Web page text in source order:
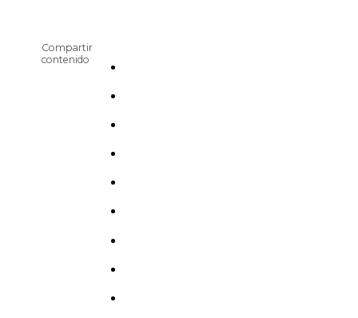
Compartir
contenido